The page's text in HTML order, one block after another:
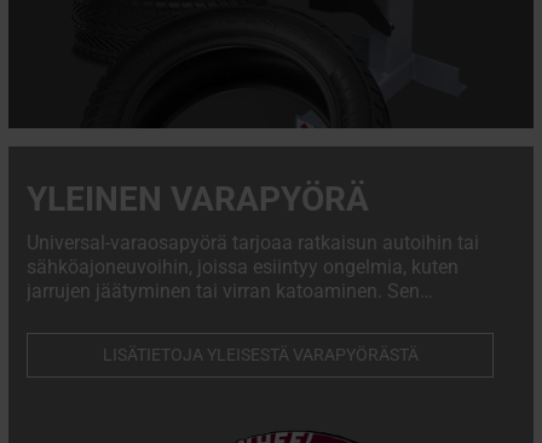
YLEINEN VARAPYÖRÄ
Universal-varaosapyörä tarjoaa ratkaisun autoihin tai
sähköajoneuvoihin, joissa esiintyy ongelmia, kuten
jarrujen jäätyminen tai virran katoaminen. Sen
ajoneuvon navan päälle muutamassa minuutissa,
jolloin vammautunut auto voidaan vaivattomasti
LISÄTIETOJA YLEISESTÄ VARAPYÖRÄSTÄ